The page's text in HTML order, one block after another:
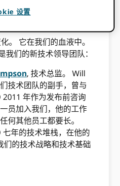
。 它在我们的血液中。
们的新技术领导团队：
, 技术总监。 Will
技术团队的副手，曾与
2011 年作为发布前咨询
员加入我们，他的工作
何其他员工都要长。
七年的技术堆栈，在他的
们的技术战略和技术基础
设置